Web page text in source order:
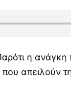
η ανάγκη
απειλούν